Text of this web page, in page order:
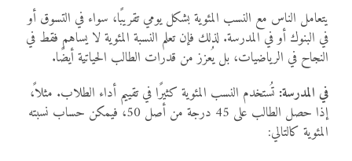
يتعامل الناس مع النسب المئوية بشكل يومي تقريبًا، سواء في التسوق أو
في البنوك أو في المدرسة. لذلك فإن تعلم النسبة المئوية لا يساهم فقط في
النجاح في الرياضيات، بل يُعزز من قدرات الطالب الحياتية أيضًا.
في المدرسة: تُستخدم النسب المئوية كثيرًا في تقييم أداء الطلاب. مثلاً،
إذا حصل الطالب على 45 درجة من أصل 50، فيمكن حساب نسبته
المئوية كالتالي: